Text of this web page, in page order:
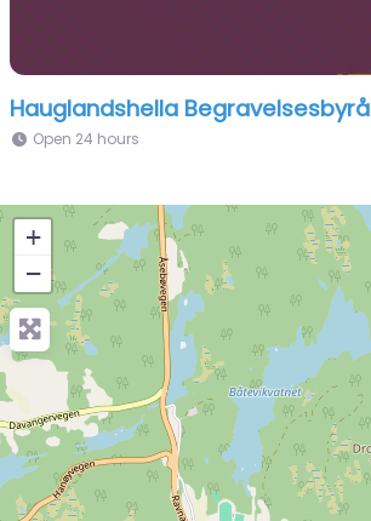
Hauglandshella Begravelsesbyrå
Open 24 hours
+
−